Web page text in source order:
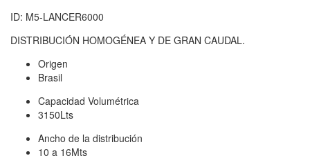
ID: M5-LANCER6000
DISTRIBUCIÓN HOMOGÉNEA Y DE GRAN CAUDAL.
Origen
Brasil
Capacidad Volumétrica
3150Lts
Ancho de la distribución
10 a 16Mts